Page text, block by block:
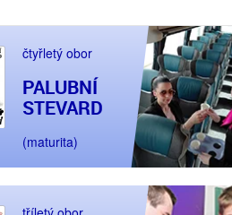
čtyřletý obor
PALUBNÍ
STEVARD
(maturita)